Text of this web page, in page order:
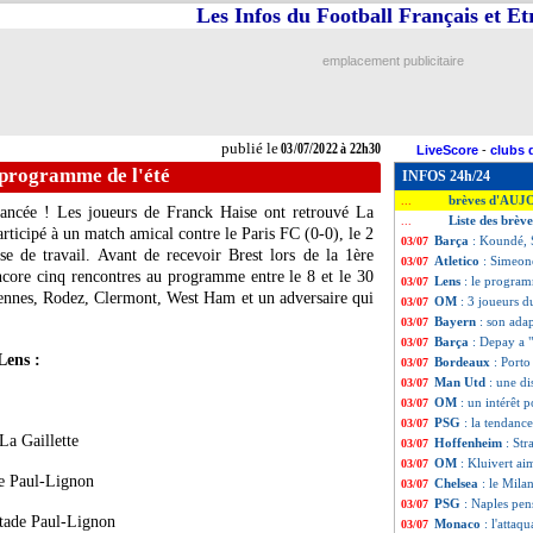
publié le03/07/2022 à 22h30
Les Infos du Football Français et
emplacement publicitaire
LiveScore - clubs
de l'été
! Les joueurs de Franck Haise ont retrouvé La
à un match amical contre le Paris FC (0-0), le 2
de travail. Avant de recevoir Brest lors de la 1ère
cinq rencontres au programme entre le 8 et le 30
Rodez, Clermont, West Ham et un adversaire qui
:
Gaillette
Paul-Lignon
Paul-Lignon
INFOS 24h/24
brèves
Liste des
03/07 Barça : Koundé,
03/07 Atletico :
03/07 Lens : le
03/07 OM : 3 joueurs
03/07 Bayern : son
03/07 Barça : Depay a
03/07 Bordeaux :
03/07 Man Utd : une
03/07 OM : un intérêt
03/07 PSG : la
03/07 Hoffenheim :
03/07 OM : Kluivert
03/07 Chelsea : le
03/07 PSG : Naples
03/07 Monaco :